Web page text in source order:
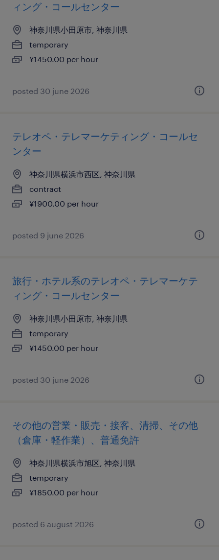
ィング・コールセンター
神奈川県小田原市, 神奈川県
temporary
¥1450.00 per hour
posted 30 june 2026
テレオペ・テレマーケティング・コールセ
ンター
神奈川県横浜市西区, 神奈川県
contract
¥1900.00 per hour
posted 9 june 2026
旅行・ホテル系のテレオペ・テレマーケテ
ィング・コールセンター
神奈川県小田原市, 神奈川県
temporary
¥1450.00 per hour
posted 30 june 2026
その他の営業・販売・接客、清掃、その他
（倉庫・軽作業）、普通免許
神奈川県横浜市旭区, 神奈川県
temporary
¥1850.00 per hour
posted 6 august 2026